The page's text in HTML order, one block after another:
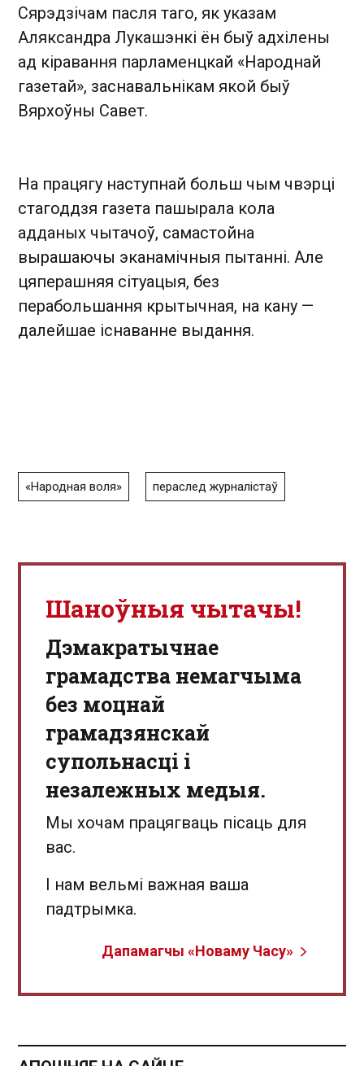
Сярэдзічам пасля таго, як указам
Аляксандра Лукашэнкі ён быў адхілены
ад кіравання парламенцкай «Народнай
газетай», заснавальнікам якой быў
Вярхоўны Савет.
На працягу наступнай больш чым чвэрці
стагоддзя газета пашырала кола
адданых чытачоў, самастойна
вырашаючы эканамічныя пытанні. Але
цяперашняя сітуацыя, без
перабольшання крытычная, на кану —
далейшае існаванне выдання.
«Народная воля» пераслед журналістаў
Шаноўныя чытачы!
Дэмакратычнае
грамадства немагчыма
без моцнай
грамадзянскай
супольнасці і
незалежных медыя.
Мы хочам працягваць пісаць для
вас.
І нам вельмі важная ваша
падтрымка.
Дапамагчы «Новаму Часу»